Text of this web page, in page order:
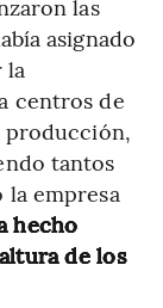
las
asignado
la
centros de
producción,
tantos
empresa
hecho
de los